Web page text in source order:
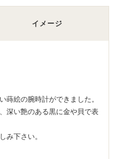
イメージ
蒔絵の腕時計ができました。
深い艶のある黒に金や貝で表
み下さい。